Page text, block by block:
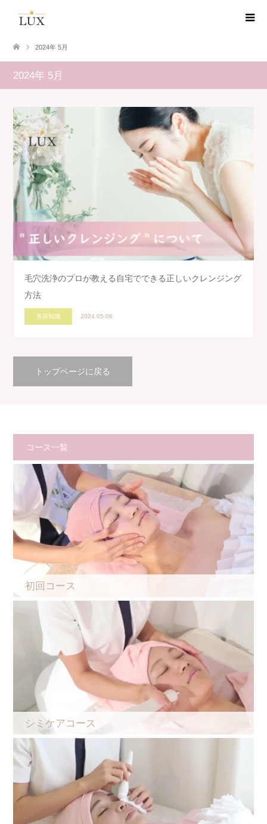
2024年 5月
2024年 5月
毛穴洗浄のプロが教える自宅でできる正しいクレンジング
方法
美容知識 2024.05.06
トップページに戻る
コース一覧
初回コース
シミケアコース